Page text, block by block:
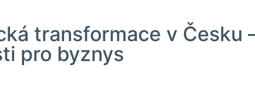
transformace v Česku
pro byznys